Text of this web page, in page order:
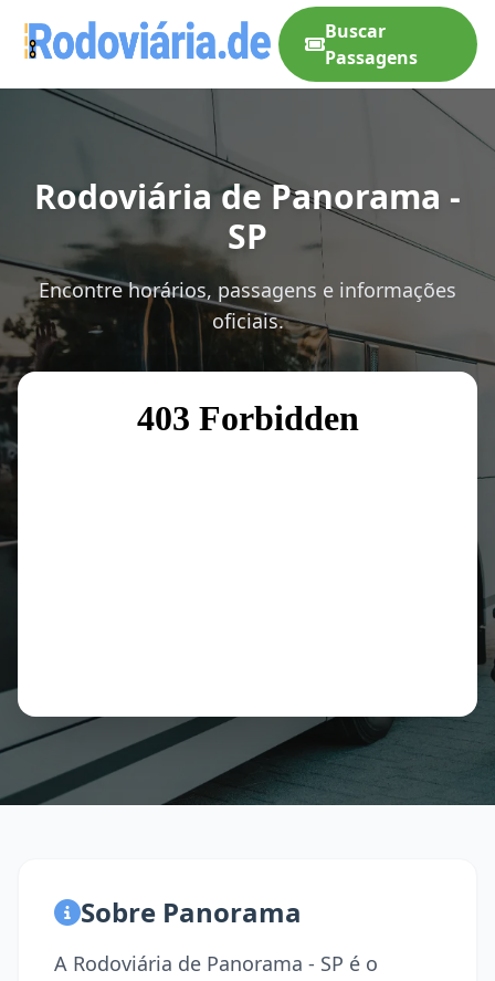
Buscar
Passagens
Rodoviária de Panorama -
SP
Encontre horários, passagens e informações
oficiais.
Sobre Panorama
A Rodoviária de Panorama - SP é o